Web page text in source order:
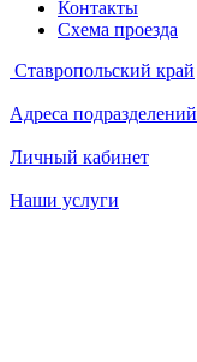
Контакты
Схема проезда
Ставропольский край
Адреса подразделений
Личный кабинет
Наши услуги